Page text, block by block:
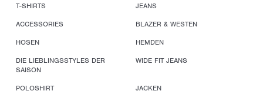
T-SHIRTS
JEANS
ACCESSORIES
BLAZER & WESTEN
HOSEN
HEMDEN
DIE LIEBLINGSSTYLES DER
SAISON
WIDE FIT JEANS
POLOSHIRT
JACKEN